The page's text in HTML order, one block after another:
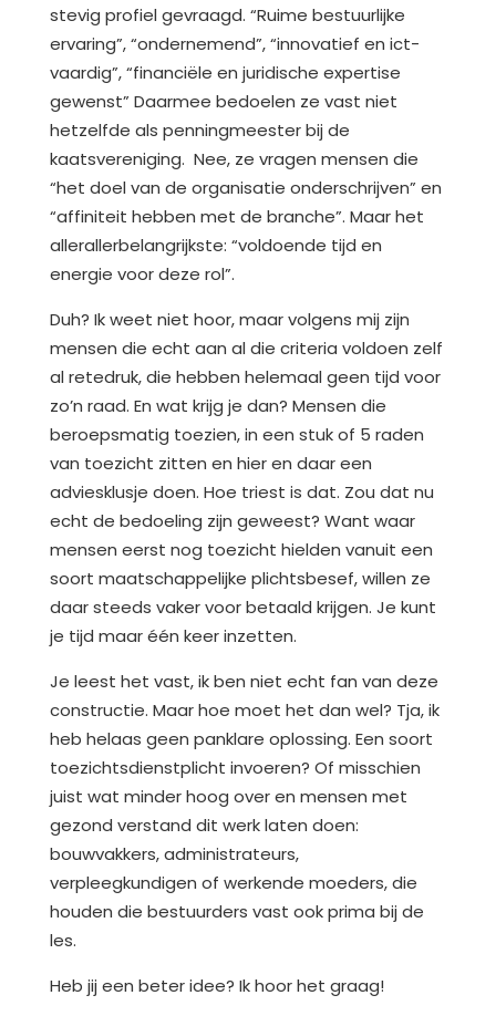
stevig profiel gevraagd. “Ruime bestuurlijke
ervaring”, “ondernemend”, “innovatief en ict-
vaardig”, “financiële en juridische expertise
gewenst” Daarmee bedoelen ze vast niet
hetzelfde als penningmeester bij de
kaatsvereniging. Nee, ze vragen mensen die
“het doel van de organisatie onderschrijven” en
“affiniteit hebben met de branche”. Maar het
allerallerbelangrijkste: “voldoende tijd en
energie voor deze rol”.
Duh? Ik weet niet hoor, maar volgens mij zijn
mensen die echt aan al die criteria voldoen zelf
al retedruk, die hebben helemaal geen tijd voor
zo’n raad. En wat krijg je dan? Mensen die
beroepsmatig toezien, in een stuk of 5 raden
van toezicht zitten en hier en daar een
adviesklusje doen. Hoe triest is dat. Zou dat nu
echt de bedoeling zijn geweest? Want waar
mensen eerst nog toezicht hielden vanuit een
soort maatschappelijke plichtsbesef, willen ze
daar steeds vaker voor betaald krijgen. Je kunt
je tijd maar één keer inzetten.
Je leest het vast, ik ben niet echt fan van deze
constructie. Maar hoe moet het dan wel? Tja, ik
heb helaas geen panklare oplossing. Een soort
toezichtsdienstplicht invoeren? Of misschien
juist wat minder hoog over en mensen met
gezond verstand dit werk laten doen:
bouwvakkers, administrateurs,
verpleegkundigen of werkende moeders, die
houden die bestuurders vast ook prima bij de
les.
Heb jij een beter idee? Ik hoor het graag!